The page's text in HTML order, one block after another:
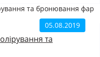
05.08.2019
та